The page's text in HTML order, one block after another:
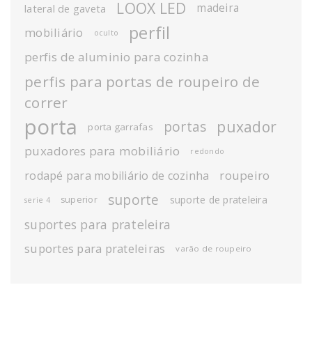
lateral de gaveta LOOX LED madeira
mobiliário oculto perfil
perfis de aluminio para cozinha
perfis para portas de roupeiro de
correr
porta porta garrafas portas puxador
puxadores para mobiliário redondo
rodapé para mobiliário de cozinha roupeiro
serie 4 superior suporte suporte de prateleira
suportes para prateleira
suportes para prateleiras varão de roupeiro